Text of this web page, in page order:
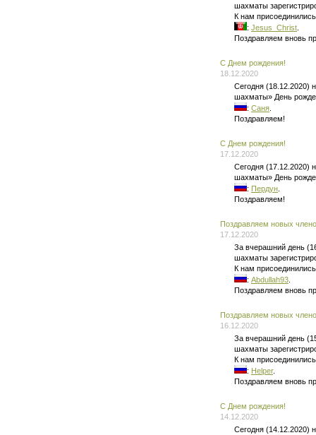
шахматы
К нам
: Jesus_Christ
Поздравляем вновь
C Днем рождения!
18.12.2020
Сегодня (18.12.2020)
шахматы» День
: Саня
Поздравляем!
C Днем рождения!
17.12.2020
Сегодня (17.12.2020)
шахматы» День
: Пердун
Поздравляем!
Поздравляем новых
17.12.2020
За вчерашний день
шахматы
К нам
: Abdullah93
Поздравляем вновь
Поздравляем новых
16.12.2020
За вчерашний день
шахматы
К нам
: Helper.
Поздравляем вновь
C Днем рождения!
14.12.2020
Сегодня (14.12.2020)